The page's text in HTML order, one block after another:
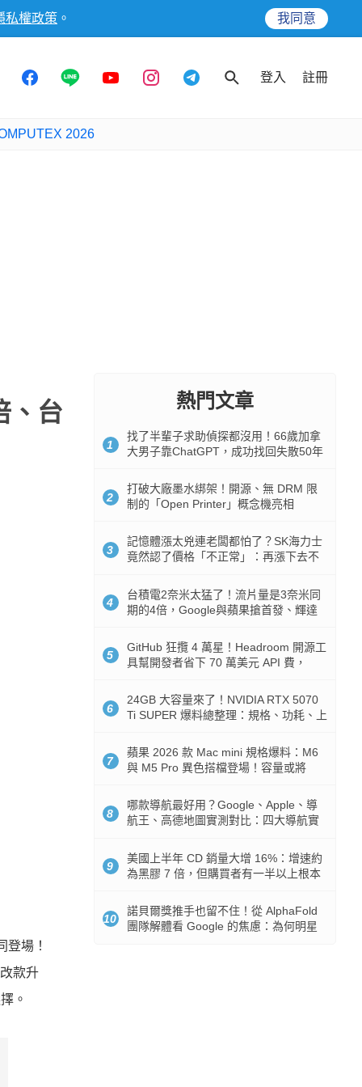
私權政策 。 我同意
登入 註冊
2026
、台
場！
款升
。
熱門文章
1
找了半輩子求助偵探都沒用！66歲加拿
大男子靠ChatGPT，成功找回失散50年
2
打破大廠墨水綁架！開源、無 DRM 限
制的「Open Printer」概念機亮相
3
記憶體漲太兇連老闆都怕了？SK海力士
竟然認了價格「不正常」：再漲下去不
4
台積電2奈米太猛了！流片量是3奈米同
期的4倍，Google與蘋果搶首發、輝達
5
GitHub 狂攬 4 萬星！Headroom 開源工
具幫開發者省下 70 萬美元 API 費，
6
24GB 大容量來了！NVIDIA RTX 5070
Ti SUPER 爆料總整理：規格、功耗、上
7
蘋果 2026 款 Mac mini 規格爆料：M6
與 M5 Pro 異色搭檔登場！容量或將
8
哪款導航最好用？Google、Apple、導
航王、高德地圖實測對比：四大導航實
9
美國上半年 CD 銷量大增 16%：增速約
為黑膠 7 倍，但購買者有一半以上根本
10
諾貝爾獎推手也留不住！從 AlphaFold
團隊解體看 Google 的焦慮：為何明星